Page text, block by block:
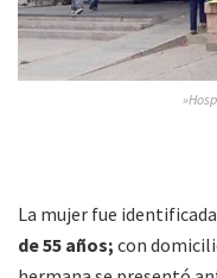
La mujer fue
de 55 años; con